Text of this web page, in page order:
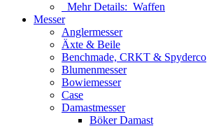
Mehr Details: Waffen
Messer
Anglermesser
Äxte & Beile
Benchmade, CRKT & Spyderco
Blumenmesser
Bowiemesser
Case
Damastmesser
Böker Damast